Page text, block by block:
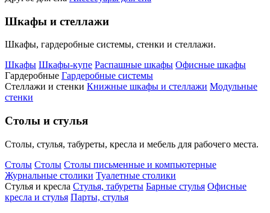
Шкафы и стеллажи
Шкафы, гардеробные системы, стенки и стеллажи.
Шкафы Шкафы-купе Распашные шкафы Офисные шкафы
Гардеробные Гардеробные системы
Стеллажи и стенки Книжные шкафы и стеллажи Модульные
стенки
Столы и стулья
Столы, стулья, табуреты, кресла и мебель для рабочего места.
Столы Столы Столы письменные и компьютерные
Журнальные столики Туалетные столики
Стулья и кресла Стулья, табуреты Барные стулья Офисные
кресла и стулья Парты, стулья